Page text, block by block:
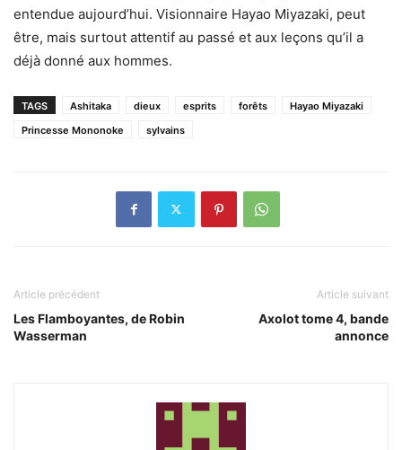
entendue aujourd’hui. Visionnaire Hayao Miyazaki, peut
être, mais surtout attentif au passé et aux leçons qu’il a
déjà donné aux hommes.
TAGS Ashitaka dieux esprits forêts
Hayao Miyazaki
Princesse Mononoke
sylvains
Article précédent
Les Flamboyantes, de Robin
Wasserman
Article suivant
Axolot tome 4, bande
annonce